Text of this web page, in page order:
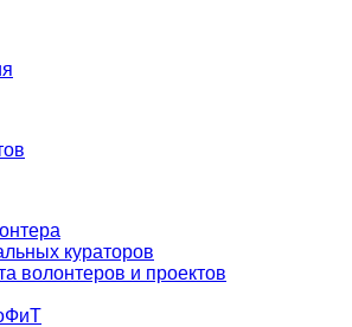
кураторов
волонтеров и проектов